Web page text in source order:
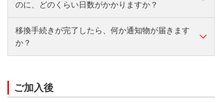
余裕をもってお手続きください。
詳しくはこちら
す。
・①特定運営管理機関手数料、②国民年金基金連合会
手数料、③管理手数料が資産から控除されます。
・『自動移換者』となり、その間は運用できません。
・老齢給付金・障害給付金を受け取れません（給付を
・自動移換の期間は通算加入者等期間に算入されず、
のに、どのくらい日数がかかりますか？
手続き完了までに2～3ヵ月程度かかります。
移換手続きが完了したら、何か通知物が届きます
か？
ーピング・ネットワーク株式会社）より、ユーザー
ID・商品登録完了のお知らせ、移換完了のお知らせが
ご加入後